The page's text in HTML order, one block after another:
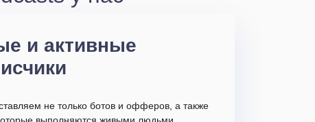
и активные
не только ботов и офферов, а также